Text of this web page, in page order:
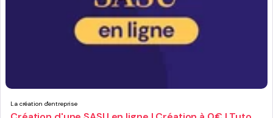
La création d'entreprise